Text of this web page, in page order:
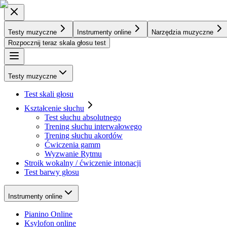
Testy muzyczne Instrumenty online Narzędzia muzyczne
Rozpocznij teraz skala głosu test
Testy muzyczne
Test skali głosu
Kształcenie słuchu
Test słuchu absolutnego
Trening słuchu interwałowego
Trening słuchu akordów
Ćwiczenia gamm
Wyzwanie Rytmu
Stroik wokalny / ćwiczenie intonacji
Test barwy głosu
Instrumenty online
Pianino Online
Ksylofon online